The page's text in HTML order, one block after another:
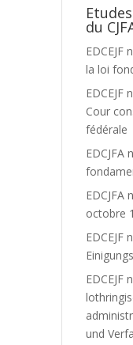
du
EDCEJF
la loi
EDCEJF
Cour
fédérale
EDCJFA
EDCJFA
octobre
EDCEJF
EDCEJF
und